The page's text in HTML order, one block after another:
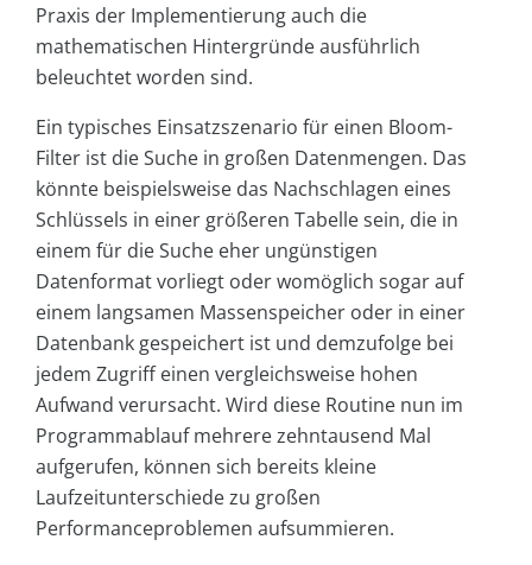
Praxis der Implementierung auch die
mathematischen Hintergründe ausführlich
beleuchtet worden sind.
Ein typisches Einsatzszenario für einen Bloom-
Filter ist die Suche in großen Datenmengen. Das
könnte beispielsweise das Nachschlagen eines
Schlüssels in einer größeren Tabelle sein, die in
einem für die Suche eher ungünstigen
Datenformat vorliegt oder womöglich sogar auf
einem langsamen Massenspeicher oder in einer
Datenbank gespeichert ist und demzufolge bei
jedem Zugriff einen vergleichsweise hohen
Aufwand verursacht. Wird diese Routine nun im
Programmablauf mehrere zehntausend Mal
aufgerufen, können sich bereits kleine
Laufzeitunterschiede zu großen
Performanceproblemen aufsummieren.